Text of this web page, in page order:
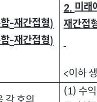
-재간접형)
-재간접형)
2.미래
재간접
<이하
(1) 수